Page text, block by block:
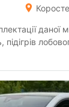
даної